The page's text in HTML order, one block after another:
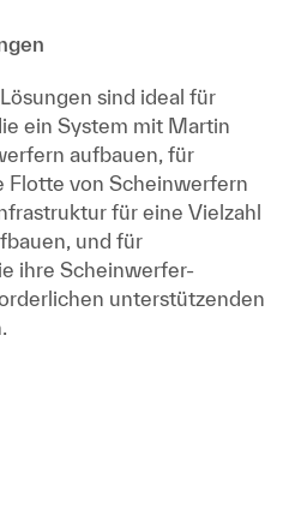
sind ideal für
ein System mit Martin
aufbauen, für
Flotte von Scheinwerfern
für eine Vielzahl
und für
ihre Scheinwerfer-
unterstützenden